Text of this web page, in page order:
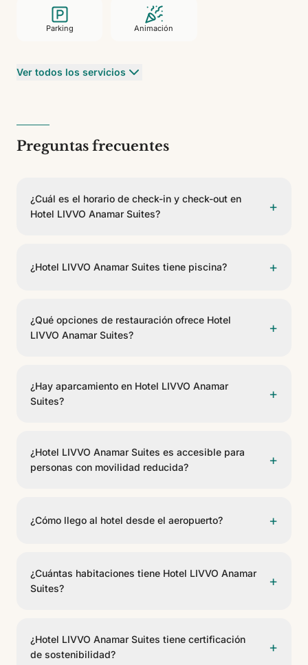
Parking Animación
Ver todos los servicios
Preguntas frecuentes
¿Cuál es el horario de check-in y check-out en
Hotel LIVVO Anamar Suites?
+
¿Hotel LIVVO Anamar Suites tiene piscina? +
¿Qué opciones de restauración ofrece Hotel
LIVVO Anamar Suites?
+
servicio de restaurante buffet, pool bar.
¿Hay aparcamiento en Hotel LIVVO Anamar
Suites?
+
disponibilidad y condiciones en recepción.
¿Hotel LIVVO Anamar Suites es accesible para
personas con movilidad reducida?
+
reducida (PMR) y accesos adaptados en las zonas
¿Cómo llego al hotel desde el aeropuerto? +
transfer privado o coche de alquiler.
¿Cuántas habitaciones tiene Hotel LIVVO Anamar
Suites?
+
establecimiento de 4 estrellas.
¿Hotel LIVVO Anamar Suites tiene certificación
de sostenibilidad?
+